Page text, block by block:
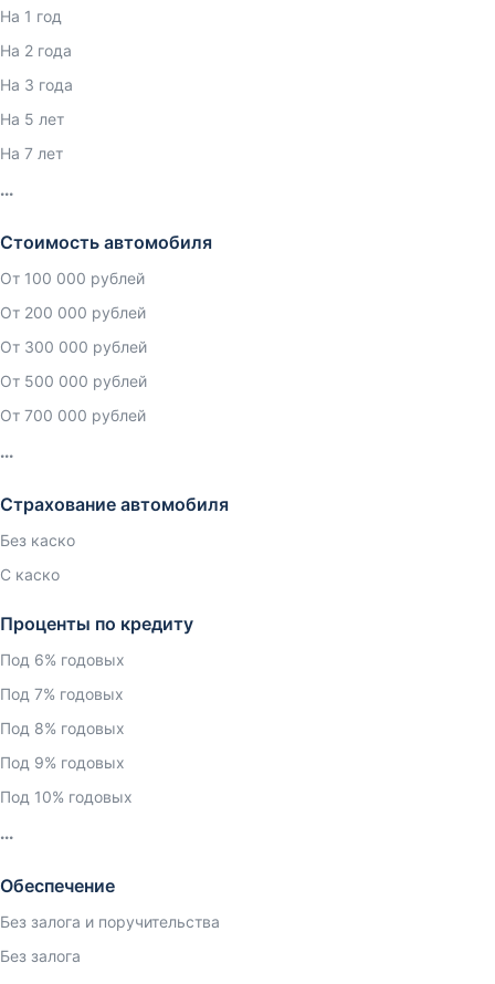
На 1 год
На 2 года
На 3 года
На 5 лет
На 7 лет
Стоимость автомобиля
От 100 000 рублей
От 200 000 рублей
От 300 000 рублей
От 500 000 рублей
От 700 000 рублей
Страхование автомобиля
Без каско
С каско
Проценты по кредиту
Под 6% годовых
Под 7% годовых
Под 8% годовых
Под 9% годовых
Под 10% годовых
Обеспечение
Без залога и поручительства
Без залога